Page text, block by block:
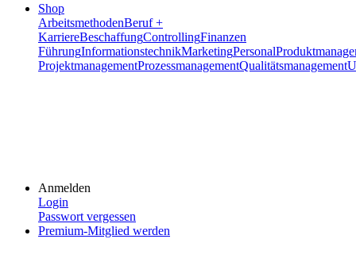
Shop
ArbeitsmethodenBeruf +
KarriereBeschaffungControllingFinanzen
FührungInformationstechnikMarketingPersonal
ProjektmanagementProzessmanagementQualitätsmanagement
Anmelden
Login
Passwort vergessen
Premium-Mitglied werden